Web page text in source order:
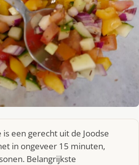
een gerecht uit de Joodse
in ongeveer 15 minuten,
Belangrijkste